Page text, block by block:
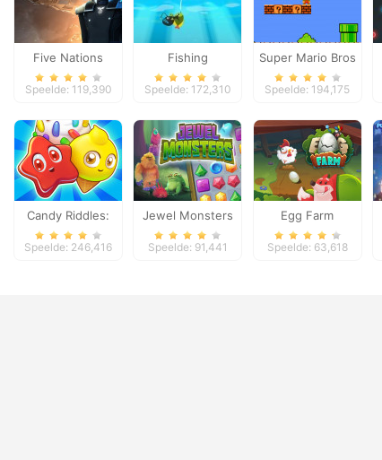
Five Nations
Speelde: 119,390
Fishing
Speelde: 172,310
Super Mario Bros
Speelde: 194,175
Candy Riddles:
Free Match 3
Speelde: 246,416
Jewel Monsters
Speelde: 91,441
Egg Farm
Speelde: 63,618